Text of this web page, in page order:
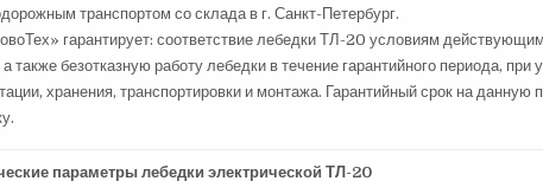
транспортом со склада в г. Санкт-Петербург.
гарантирует: соответствие лебедки ТЛ-20 условиям
также безотказную работу лебедки в течение гарантийного периода,
хранения, транспортировки и монтажа. Гарантийный срок на
параметры лебедки электрической ТЛ-20